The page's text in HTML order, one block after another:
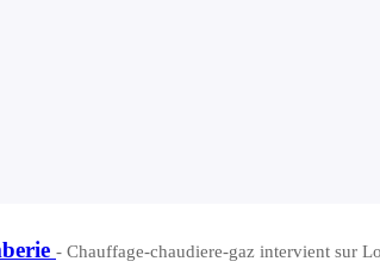
- Chauffage-chaudiere-gaz intervient sur